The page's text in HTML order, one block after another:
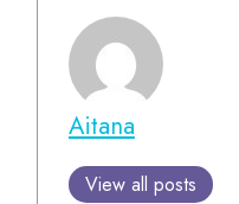
Aitana
View all posts